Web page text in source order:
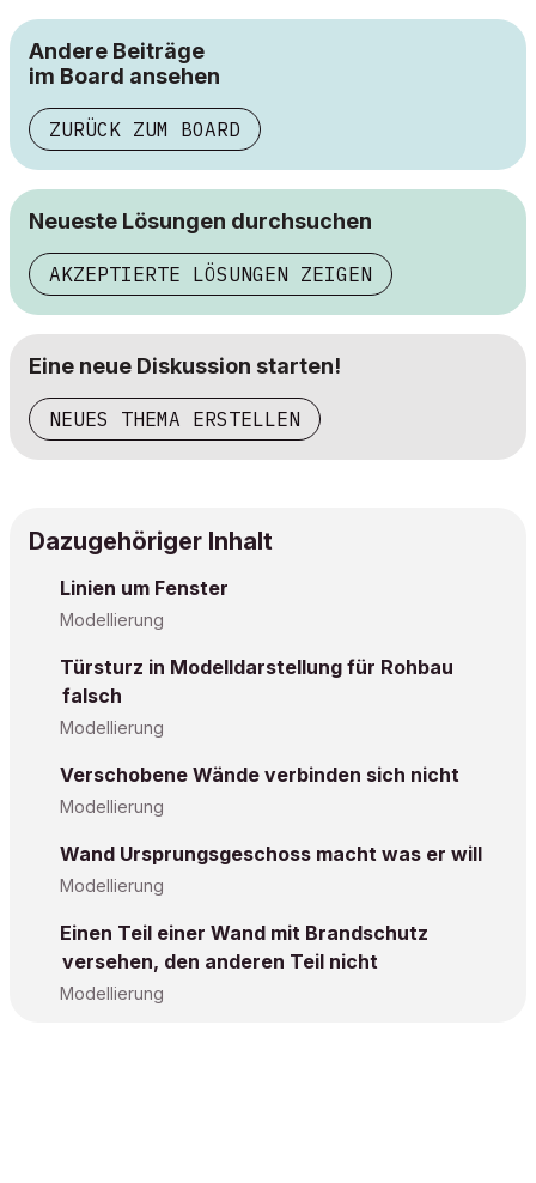
Andere Beiträge
im Board ansehen
ZURÜCK ZUM BOARD
Neueste Lösungen durchsuchen
AKZEPTIERTE LÖSUNGEN ZEIGEN
Eine neue Diskussion starten!
NEUES THEMA ERSTELLEN
Dazugehöriger Inhalt
Linien um Fenster
Modellierung
Türsturz in Modelldarstellung für Rohbau
falsch
Modellierung
Verschobene Wände verbinden sich nicht
Modellierung
Wand Ursprungsgeschoss macht was er will
Modellierung
Einen Teil einer Wand mit Brandschutz
versehen, den anderen Teil nicht
Modellierung